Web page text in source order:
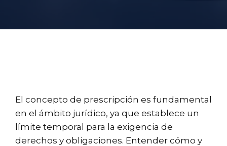
El concepto de prescripción es fundamental
en el ámbito jurídico, ya que establece un
límite temporal para la exigencia de
derechos y obligaciones. Entender cómo y